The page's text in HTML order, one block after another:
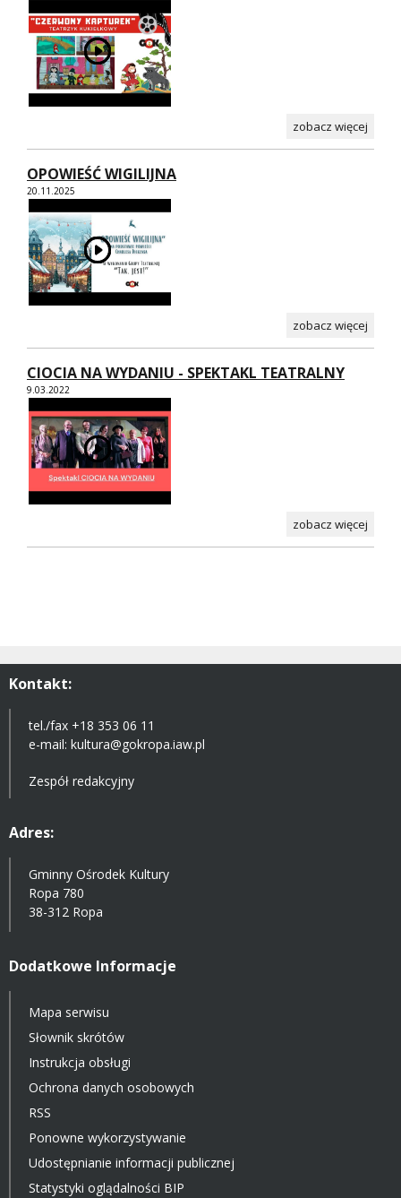
zobacz więcej
OPOWIEŚĆ WIGILIJNA
20.11.2025
zobacz więcej
CIOCIA NA WYDANIU - SPEKTAKL TEATRALNY
9.03.2022
zobacz więcej
Kontakt:
tel./fax +18 353 06 11
e-mail: kultura@gokropa.iaw.pl
Zespół redakcyjny
Adres:
Gminny Ośrodek Kultury
Ropa 780
38-312 Ropa
Dodatkowe Informacje
Mapa serwisu
Słownik skrótów
Instrukcja obsługi
Ochrona danych osobowych
RSS
Ponowne wykorzystywanie
Udostępnianie informacji publicznej
Statystyki oglądalności BIP